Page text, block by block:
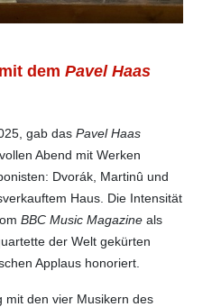
dem Pavel Haas
gab das Pavel Haas
Abend mit Werken
Dvorák, Martinû und
Haus. Die Intensität
BBC Music Magazine als
der Welt gekürten
Applaus honoriert.
mit den vier Musikern des